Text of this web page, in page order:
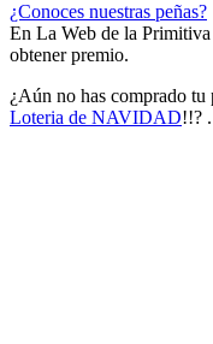
¿Conoces nuestras peñas?
En La Web de la
obtener premio.
¿Aún no has comprado tu
Loteria de NAVIDAD!!? .